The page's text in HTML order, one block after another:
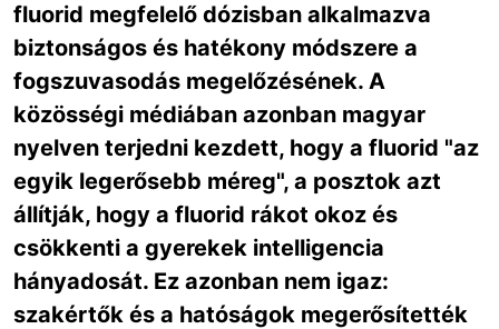
fluorid megfelelő dózisban alkalmazva
biztonságos és hatékony módszere a
fogszuvasodás megelőzésének. A
közösségi médiában azonban magyar
nyelven terjedni kezdett, hogy a fluorid "az
egyik legerősebb méreg", a posztok azt
állítják, hogy a fluorid rákot okoz és
csökkenti a gyerekek intelligencia
hányadosát. Ez azonban nem igaz:
szakértők és a hatóságok megerősítették